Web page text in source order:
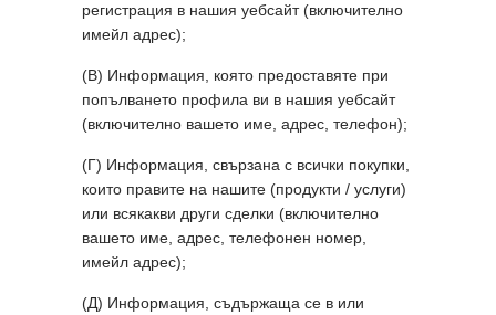
регистрация в нашия уебсайт (включително
имейл адрес);
(В) Информация, която предоставяте при
попълването профила ви в нашия уебсайт
(включително вашето име, адрес, телефон);
(Г) Информация, свързана с всички покупки,
които правите на нашите (продукти / услуги)
или всякакви други сделки (включително
вашето име, адрес, телефонен номер,
имейл адрес);
(Д) Информация, съдържаща се в или